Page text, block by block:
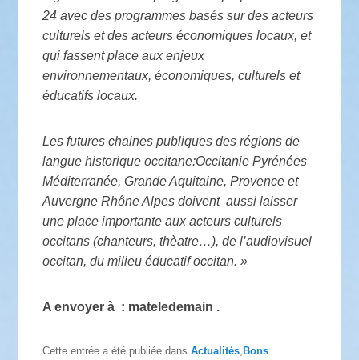
24 avec des programmes basés sur des acteurs
culturels et des acteurs économiques locaux, et
qui fassent place aux enjeux
environnementaux, économiques, culturels et
éducatifs locaux.
Les futures chaines publiques des régions de
langue historique occitane:Occitanie Pyrénées
Méditerranée, Grande Aquitaine, Provence et
Auvergne Rhône Alpes doivent aussi laisser
une place importante aux acteurs culturels
occitans (chanteurs, thèatre…), de l’audiovisuel
occitan, du milieu éducatif occitan. »
A envoyer à : mateledemain .
Cette entrée a été publiée dansActualités Bons